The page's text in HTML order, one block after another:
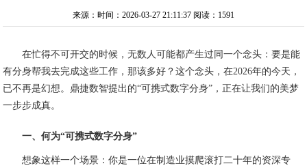
来源：时间：2026-03-27 21:11:37 阅读：1591
在忙得不可开交的时候，无数人可能都产生过同一个念头：要是能
有分身帮我去完成这些工作，那该多好？这个念头，在2026年的今天，
已不再是幻想。鼎捷数智提出的“可携式数字分身”，正在让我们的美梦
一步步成真。
一、何为“可携式数字分身”
想象这样一个场景：你是一位在制造业摸爬滚打二十年的资深专